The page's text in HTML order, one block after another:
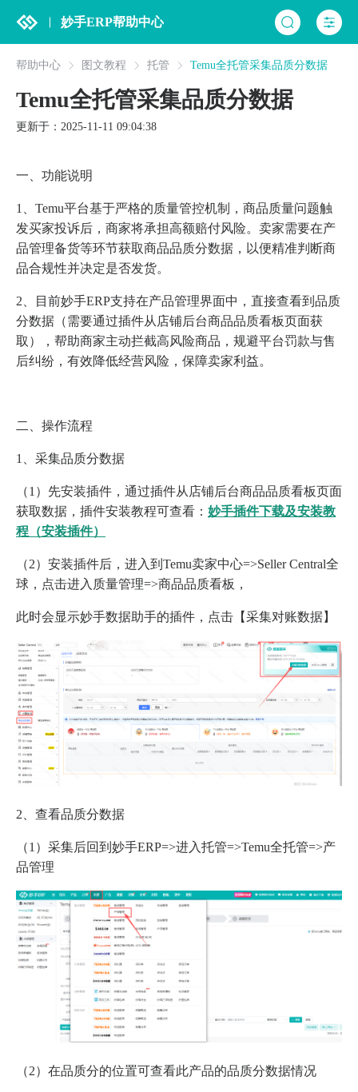
妙手ERP帮助中心
帮助中心 图文教程 托管 Temu全托管采集品质分数据
Temu全托管采集品质分数据
更新于：2025-11-11 09:04:38
一、功能说明
1、Temu平台基于严格的质量管控机制，商品质量问题触
发买家投诉后，商家将承担高额赔付风险。卖家需要在产
品管理备货等环节获取商品品质分数据，以便精准判断商
品合规性并决定是否发货。
2、目前妙手ERP支持在产品管理界面中，直接查看到品质
分数据（需要通过插件从店铺后台商品品质看板页面获
取），帮助商家主动拦截高风险商品，规避平台罚款与售
后纠纷，有效降低经营风险，保障卖家利益。
二、操作流程
1、采集品质分数据
（1）先安装插件，通过插件从店铺后台商品品质看板页面
获取数据，插件安装教程可查看： 妙手插件下载及安装教
程（安装插件）
（2）安装插件后，进入到Temu卖家中心=>Seller Central全
球，点击进入质量管理=>商品品质看板，
此时会显示妙手数据助手的插件，点击【采集对账数据】
2、查看品质分数据
（1）采集后回到妙手ERP=>进入托管=>Temu全托管=>产
品管理
（2）在品质分的位置可查看此产品的品质分数据情况